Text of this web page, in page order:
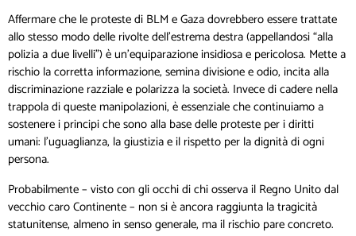
Affermare che le proteste di BLM e Gaza dovrebbero essere trattate
allo stesso modo delle rivolte dell’estrema destra (appellandosi “alla
polizia a due livelli”) è un’equiparazione insidiosa e pericolosa. Mette a
rischio la corretta informazione, semina divisione e odio, incita alla
discriminazione razziale e polarizza la società. Invece di cadere nella
trappola di queste manipolazioni, è essenziale che continuiamo a
sostenere i principi che sono alla base delle proteste per i diritti
umani: l’uguaglianza, la giustizia e il rispetto per la dignità di ogni
persona.
Probabilmente – visto con gli occhi di chi osserva il Regno Unito dal
vecchio caro Continente – non si è ancora raggiunta la tragicità
statunitense, almeno in senso generale, ma il rischio pare concreto.